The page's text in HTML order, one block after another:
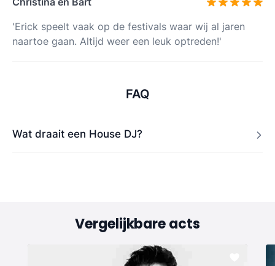
'Erick speelt vaak op de festivals waar wij al jaren
naartoe gaan. Altijd weer een leuk optreden!'
FAQ
Wat draait een House DJ?
Vergelijkbare acts